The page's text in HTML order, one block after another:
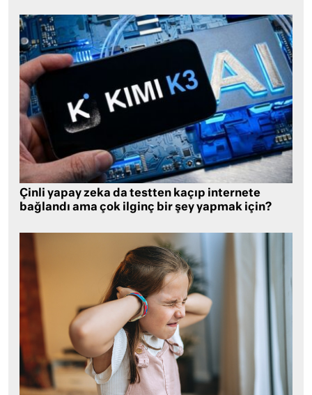
Çinli yapay zeka da testten kaçıp internete
bağlandı ama çok ilginç bir şey yapmak için?